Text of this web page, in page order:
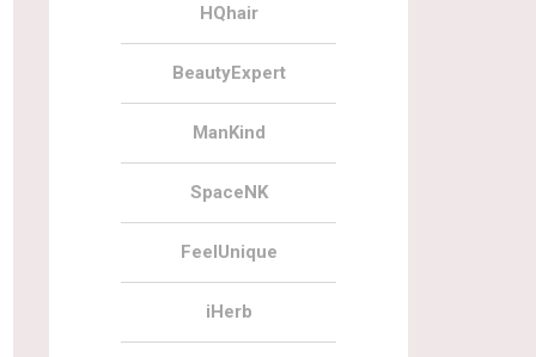
HQhair
BeautyExpert
ManKind
SpaceNK
FeelUnique
iHerb